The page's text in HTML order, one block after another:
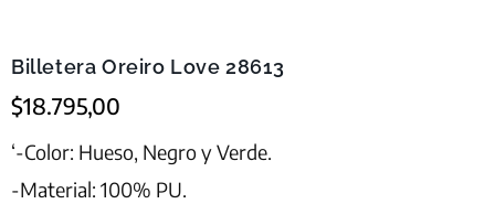
Billetera Oreiro Love 28613
$18.795,00
‘-Color: Hueso, Negro y Verde.
-Material: 100% PU.